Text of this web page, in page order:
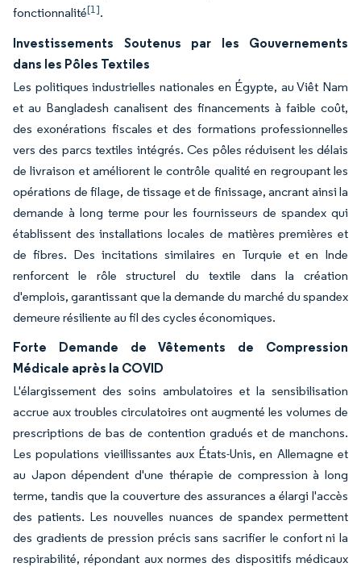
fonctionnalité[1].
Investissements Soutenus par les Gouvernements
dans les Pôles Textiles
Les politiques industrielles nationales en Égypte, au Viêt Nam
et au Bangladesh canalisent des financements à faible coût,
des exonérations fiscales et des formations professionnelles
vers des parcs textiles intégrés. Ces pôles réduisent les délais
de livraison et améliorent le contrôle qualité en regroupant les
opérations de filage, de tissage et de finissage, ancrant ainsi la
demande à long terme pour les fournisseurs de spandex qui
établissent des installations locales de matières premières et
de fibres. Des incitations similaires en Turquie et en Inde
renforcent le rôle structurel du textile dans la création
d'emplois, garantissant que la demande du marché du spandex
demeure résiliente au fil des cycles économiques.
Forte Demande de Vêtements de Compression
Médicale après la COVID
L'élargissement des soins ambulatoires et la sensibilisation
accrue aux troubles circulatoires ont augmenté les volumes de
prescriptions de bas de contention gradués et de manchons.
Les populations vieillissantes aux États-Unis, en Allemagne et
au Japon dépendent d'une thérapie de compression à long
terme, tandis que la couverture des assurances a élargi l'accès
des patients. Les nouvelles nuances de spandex permettent
des gradients de pression précis sans sacrifier le confort ni la
respirabilité, répondant aux normes des dispositifs médicaux